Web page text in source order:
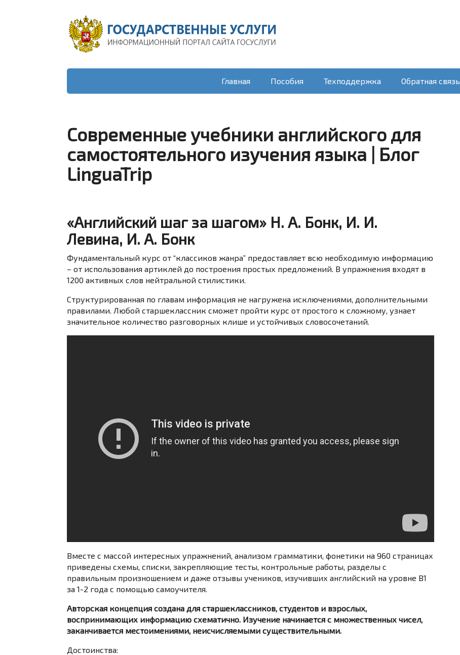
Главная Пособия Техподдержка Обратная связь
Современные учебники английского для
самостоятельного изучения языка | Блог
LinguaTrip
«Английский шаг за шагом» Н. А. Бонк, И. И.
Левина, И. А. Бонк
Фундаментальный курс от “классиков жанра” предоставляет всю необходимую информацию
– от использования артиклей до построения простых предложений. В упражнения входят в
1200 активных слов нейтральной стилистики.
Структурированная по главам информация не нагружена исключениями, дополнительными
правилами. Любой старшеклассник сможет пройти курс от простого к сложному, узнает
значительное количество разговорных клише и устойчивых словосочетаний.
Вместе с массой интересных упражнений, анализом грамматики, фонетики на 960 страницах
приведены схемы, списки, закрепляющие тесты, контрольные работы, разделы с
правильным произношением и даже отзывы учеников, изучивших английский на уровне B1
за 1-2 года с помощью самоучителя.
Авторская концепция создана для старшеклассников, студентов и взрослых,
воспринимающих информацию схематично. Изучение начинается с множественных чисел,
заканчивается местоимениями, неисчисляемыми существительными.
Достоинства: